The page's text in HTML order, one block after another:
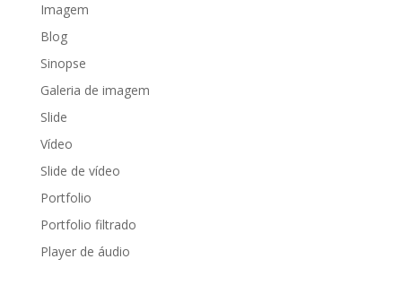
Imagem
Blog
Sinopse
Galeria de imagem
Slide
Vídeo
Slide de vídeo
Portfolio
Portfolio filtrado
Player de áudio